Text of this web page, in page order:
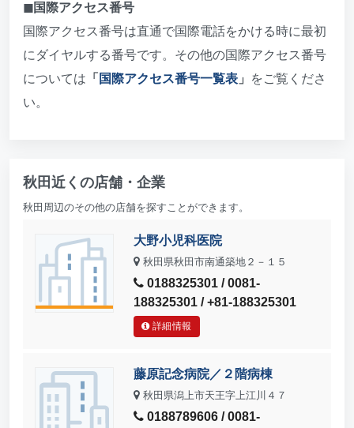
◼︎国際アクセス番号
国際アクセス番号は直通で国際電話をかける時に最初
にダイヤルする番号です。その他の国際アクセス番号
については 「 国際アクセス番号一覧表 」
をご覧くださ
い。
秋田近くの店舗・企業
秋田周辺のその他の店舗を探すことができます。
大野小児科医院
秋田県秋田市南通築地２－１５
0188325301 / 0081-
188325301 / +81-188325301
詳細情報
藤原記念病院／２階病棟
秋田県潟上市天王字上江川４７
0188789606 / 0081-